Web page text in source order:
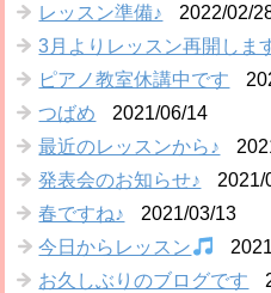
レッスン準備♪
2022/02/
3月よりレッスン再開しま
ピアノ教室休講中です
つばめ
2021/06/14
最近のレッスンから♪
発表会のお知らせ♪
2021/
春ですね♪
2021/03/13
今日からレッスン
お久しぶりのブログです